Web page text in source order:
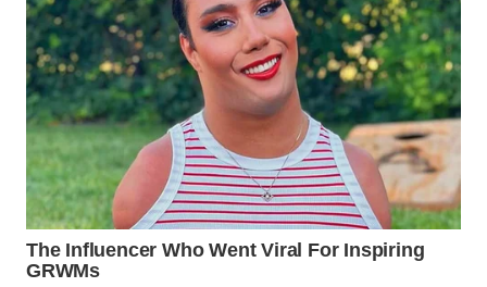
SERDANG
WN
TEBING
TINGGI
WN
PAKPAK
WN
KARAWANG